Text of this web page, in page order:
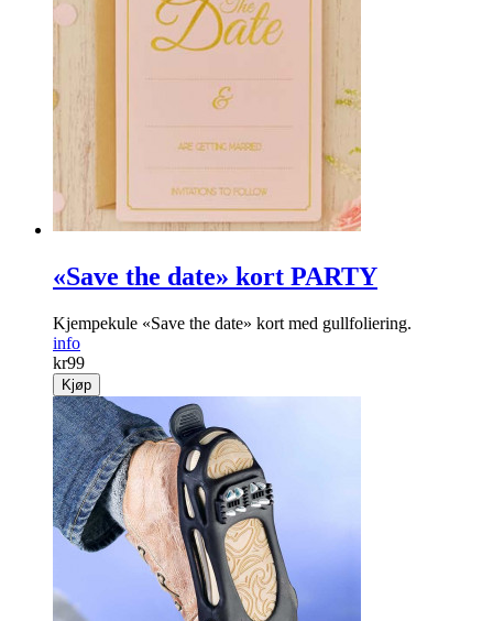
Arbeidskrakk med hjul
Solid og komfortabel arbeidskrakk med hjul.
info
799
«Save the date» kort PARTY
Kjempekule «Save the date» kort med gullfoliering.